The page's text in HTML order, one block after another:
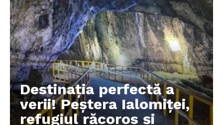
Destinația perfectă a
verii! Peștera Ialomiței,
refugiul răcoros și